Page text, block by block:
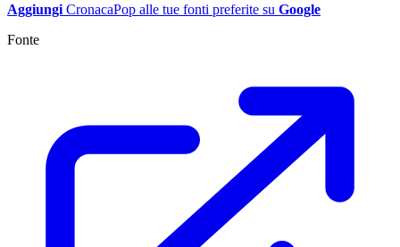
Aggiungi CronacaPop alle tue fonti preferite su Google
Fonte